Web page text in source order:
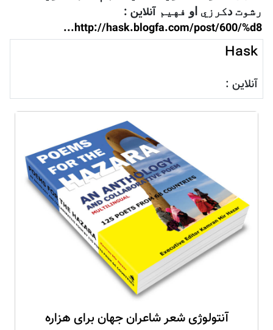
رشوت دکرزي او فهيم آنلاین :
http://hask.blogfa.com/post/600/%d8...
Hask
آنلاین :
آنتولوژی شعر شاعران جهان برای هزاره